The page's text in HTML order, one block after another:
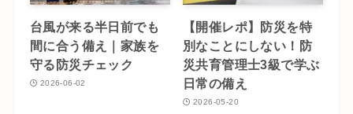
台風が来る半日前でも
間に合う備え｜家族を
守る防災チェック
2026-06-02
【開催レポ】防災を特
別なことにしない！防
災共育管理士3級で学ぶ
日常の備え
2026-05-20